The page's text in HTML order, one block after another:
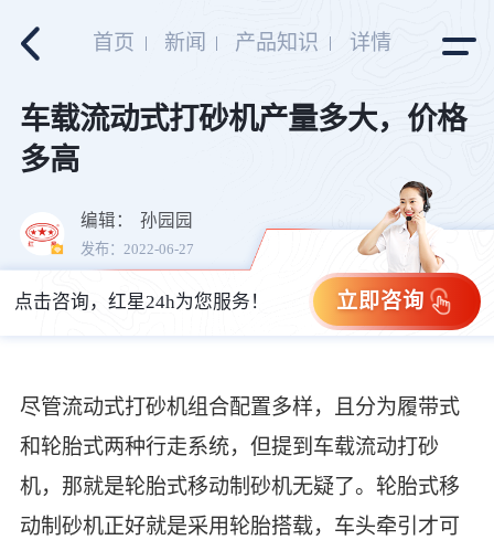
首页 新闻 产品知识 详情
车载流动式打砂机产量多大，价格
多高
编辑： 孙园园
发布：2022-06-27
立即咨询
点击咨询，红星24h为您服务！
尽管流动式打砂机组合配置多样，且分为履带式
和轮胎式两种行走系统，但提到车载流动打砂
机，那就是轮胎式移动制砂机无疑了。轮胎式移
动制砂机正好就是采用轮胎搭载，车头牵引才可